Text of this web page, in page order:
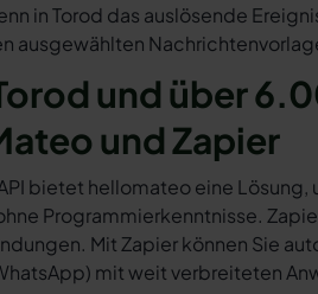
in Torod das auslösende
ausgewählten
und über
und Zapier
bietet hellomateo eine Lösung,
Programmierkenntnisse.
Mit Zapier können Sie
mit weit verbreiteten